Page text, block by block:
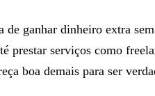
de ganhar dinheiro extra
prestar serviços como
boa demais para ser